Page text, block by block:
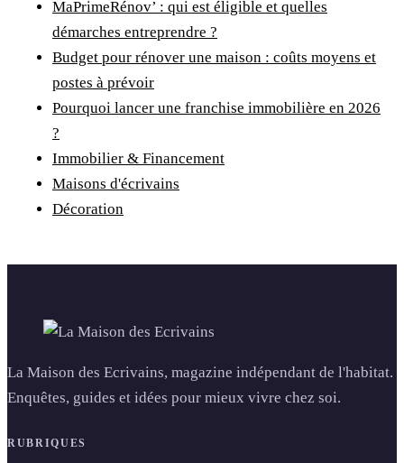
MaPrimeRénov’ : qui est éligible et quelles
démarches entreprendre ?
Budget pour rénover une maison : coûts moyens et
postes à prévoir
Pourquoi lancer une franchise immobilière en 2026
?
Immobilier & Financement
Maisons d'écrivains
Décoration
La Maison des Ecrivains, magazine indépendant de l'habitat.
Enquêtes, guides et idées pour mieux vivre chez soi.
RUBRIQUES